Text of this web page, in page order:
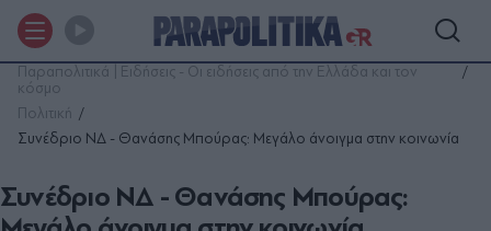
Παραπολιτικά | Ειδήσεις - Οι ειδήσεις από την Ελλάδα και τον
κόσμο
Πολιτική
Συνέδριο ΝΔ - Θανάσης Μπούρας: Μεγάλο άνοιγμα στην κοινωνία
Συνέδριο ΝΔ - Θανάσης Μπούρας: